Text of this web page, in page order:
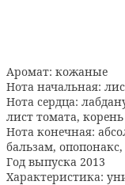
Аромат: кожаные
Нота начальная:
Нота сердца:
лист томата,
Нота конечная:
бальзам,
Год выпуска 2013
Характеристика: